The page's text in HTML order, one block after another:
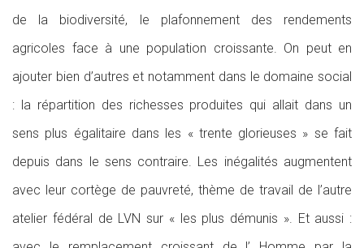
de la biodiversité, le plafonnement des rendements
agricoles face à une population croissante. On peut en
ajouter bien d’autres et notamment dans le domaine social
: la répartition des richesses produites qui allait dans un
sens plus égalitaire dans les « trente glorieuses » se fait
depuis dans le sens contraire. Les inégalités augmentent
avec leur cortège de pauvreté, thème de travail de l’autre
atelier fédéral de LVN sur « les plus démunis ». Et aussi :